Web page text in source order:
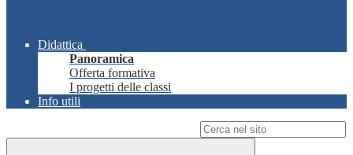
Didattica
Panoramica
Offerta formativa
I progetti delle classi
Info utili